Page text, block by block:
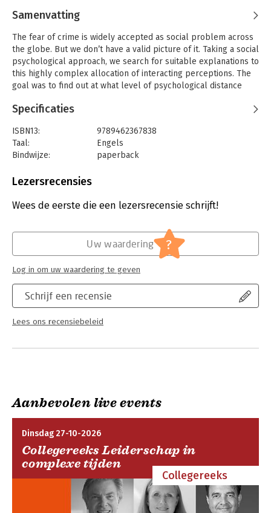
Samenvatting
The fear of crime is widely accepted as social problem across
the globe. But we don’t have a valid picture of it. Taking a social
psychological approach, we search for suitable explanations to
this highly complex allocation of interacting perceptions. The
goal was to find out at what level of psychological distance
construct it.
This research utilized a broad range of both qualitative and
quantitative techniques, such as historical discourse analysis,
free associative interviewing, sorting of photo’s through Q-
show that citizens are highly motivated to keep the trouble of
a highly significant risk outside one’s own front door, ‘the fear
Keeping trouble at a safe distance relates to the broad field of
the social sciences, especially to the disciplines of criminology,
Specificaties
ISBN13:
9789462367838
Taal:
Engels
Bindwijze:
paperback
Uitgever:
Verschijningsdatum:
12-9-2017
Strafrecht - Criminologie
Lezersrecensies
Wees de eerste die een lezersrecensie schrijft!
Schrijf een recensie
Lees ons recensiebeleid
Uw waardering ?
Log in om uw waardering te geven
Aanbevolen live events
Dinsdag 27-10-2026
Collegereeks Leiderschap in
complexe tijden
Collegereeks